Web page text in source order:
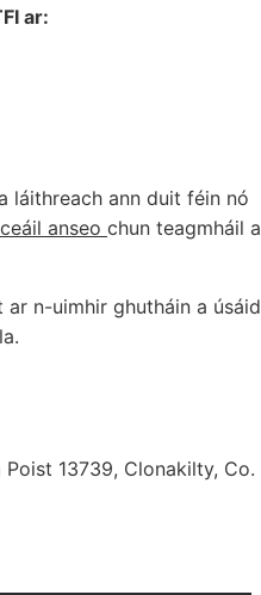
ar:
láithreach ann duit féin nó
anseo chun teagmháil a
n-uimhir ghutháin a úsáid
13739, Clonakilty, Co.